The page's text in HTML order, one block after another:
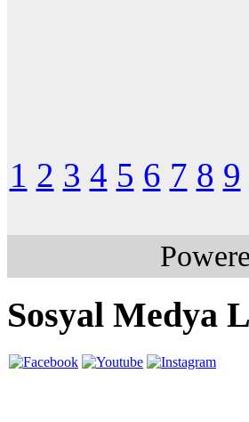
1 2 3 4 5 6 7 8 9
Sosyal Medya